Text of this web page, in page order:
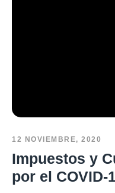
12 NOVIEMBRE, 2020
Impuestos y
por el COVID-